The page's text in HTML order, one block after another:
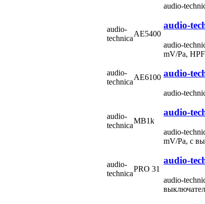
audio-
audio-
technica
AE5400
audio-
audio-
mV/Pa,
audio-
technica
AE6100 audio-
audio-
audio-
technica
MB1k
audio-
audio-
mV/Pa, c
audio-
technica
PRO 31
audio-
audio-